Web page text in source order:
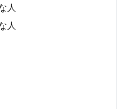
人
人